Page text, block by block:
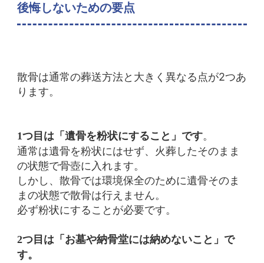
後悔しないための要点
散骨は通常の葬送方法と大きく異なる点が2つあ
ります。
1つ目は「遺骨を粉状にすること」です。
通常は遺骨を粉状にはせず、火葬したそのまま
の状態で骨壺に入れます。
しかし、散骨では環境保全のために遺骨そのま
まの状態で散骨は行えません。
必ず粉状にすることが必要です。
2つ目は「お墓や納骨堂には納めないこと」で
す。